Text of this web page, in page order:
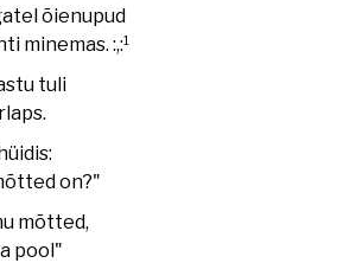
õienupud
minemas. :,:1
tuli
on?"
mõtted,
pool"